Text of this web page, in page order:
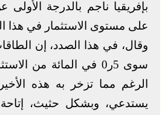
بإفريقيا ناجم بالدرجة الأولى
على مستوى الاستثمار في هذا
وقال، في هذا الصدد، إن
سوى 5ر0 في المائة من
الرغم مما تزخر به هذه
يستدعي، وبشكل حثيث،